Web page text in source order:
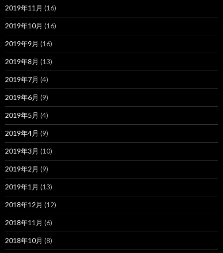
2019年11月 (16)
2019年10月 (16)
2019年9月 (16)
2019年8月 (13)
2019年7月 (4)
2019年6月 (9)
2019年5月 (4)
2019年4月 (9)
2019年3月 (10)
2019年2月 (9)
2019年1月 (13)
2018年12月 (12)
2018年11月 (6)
2018年10月 (8)